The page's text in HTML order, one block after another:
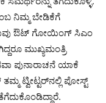
ನಿಮ್ಮ ಬೇಡಿಕೆಗೆ
ತಾವು ಔಟ್‌ ಗೋಯಿಂಗ್ ಸಿಎಂ
ಮುಖ್ಯಮಂತ್ರಿ
ಪುನಾರಾಚನೆ ಯಾಕೆ
ಟ್ವೀಟ್ಟರ್‌ನಲ್ಲಿ ಪೋಸ್ಟ್‌